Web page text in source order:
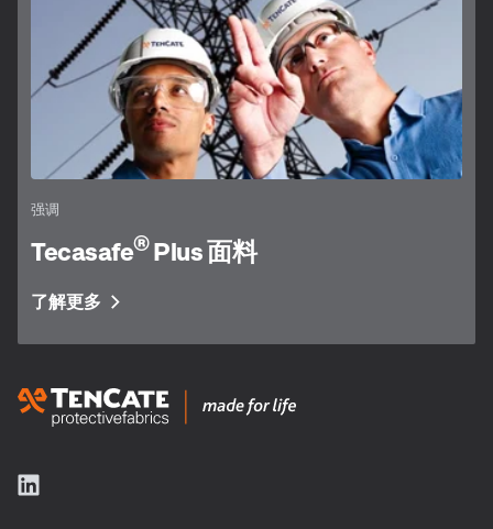
强调
Tecasafe®Plus 面料
了解更多